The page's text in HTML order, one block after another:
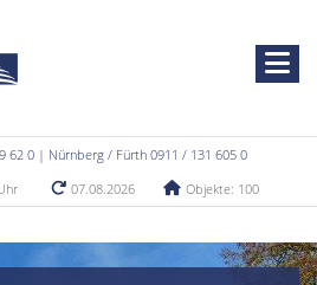
62 0 | Nürnberg / Fürth 0911 / 131 605 0
07.08.2026 Objekte: 100